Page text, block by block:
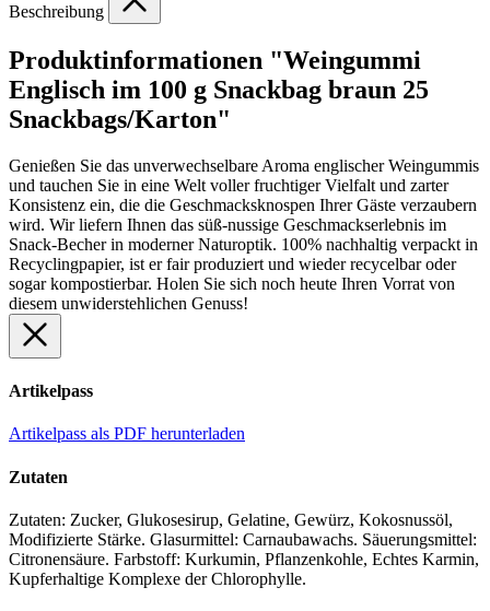
Beschreibung
Produktinformationen "Weingummi
Englisch im 100 g Snackbag braun 25
Snackbags/Karton"
Genießen Sie das unverwechselbare Aroma englischer Weingummis
und tauchen Sie in eine Welt voller fruchtiger Vielfalt und zarter
Konsistenz ein, die die Geschmacksknospen Ihrer Gäste verzaubern
wird. Wir liefern Ihnen das süß-nussige Geschmackserlebnis im
Snack-Becher in moderner Naturoptik. 100% nachhaltig verpackt in
Recyclingpapier, ist er fair produziert und wieder recycelbar oder
sogar kompostierbar. Holen Sie sich noch heute Ihren Vorrat von
diesem unwiderstehlichen Genuss!
Artikelpass
Artikelpass als PDF herunterladen
Zutaten
Zutaten: Zucker, Glukosesirup, Gelatine, Gewürz, Kokosnussöl,
Modifizierte Stärke. Glasurmittel: Carnaubawachs. Säuerungsmittel:
Citronensäure. Farbstoff: Kurkumin, Pflanzenkohle, Echtes Karmin,
Kupferhaltige Komplexe der Chlorophylle.